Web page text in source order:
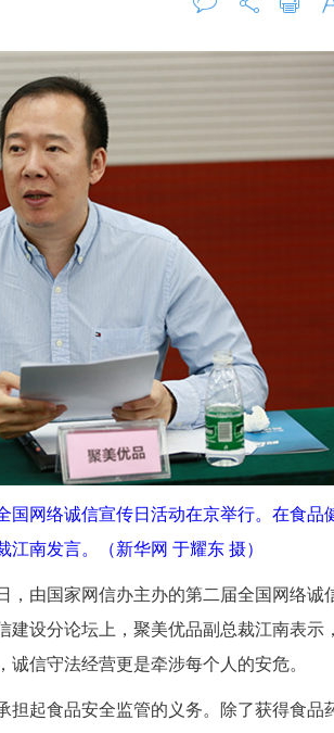
国网络诚信宣传日活动在京举行。在食品
江南发言。（新华网 于耀东 摄）
， 由国家网信办主办的第二届全国网络诚
建设分论坛 上，聚美优品副总裁江南表示
信守法经营更是牵涉每个人的安危。
起食品安全监管的义务。除了获得食品